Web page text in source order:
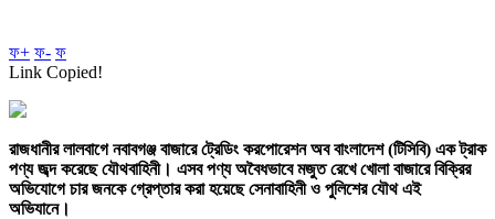
ফ+ ফ- ফ
Link Copied!
রাজধানীর লালবাগে নবাবগঞ্জ বাজারে ট্রেডিং করপোরেশন অব বাংলাদেশ (টিসিবি) এক ট্রাক
পণ্য জব্দ করেছে যৌথবাহিনী। এসব পণ্য অবৈধভাবে মজুত রেখে খোলা বাজারে বিক্রির
অভিযোগে চার জনকে গ্রেপ্তার করা হয়েছে সেনাবাহিনী ও পুলিশের যৌথ এই
অভিযানে।